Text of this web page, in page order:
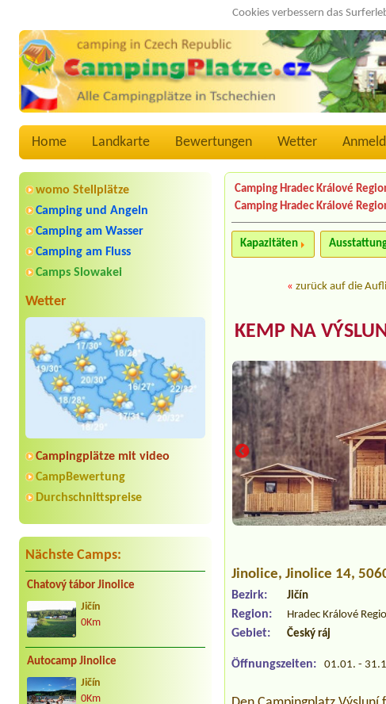
Cookies verbessern das
Home Landkarte Bewertungen Wetter
womo Stellplätze
Camping und Angeln
Camping am Wasser
Camping am Fluss
Camps Slowakei
Wetter
Campingplätze mit video
CampBewertung
Durchschnittspreise
Nächste Camps:
Chatový tábor Jinolice
Jičín
0Km
Autocamp Jinolice
Jičín
0Km
Camping Hradec Králové
Camping Hradec Králové
Kapazitäten
«zurück auf die
KEMP NA
Jinolice, Jinolice 14,
Bezirk: Jičín
Region: Hradec Králové
Gebiet: Český ráj
Öffnungszeiten: 01.01. -